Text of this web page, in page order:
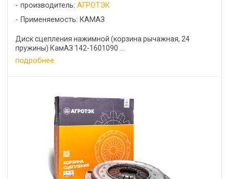
производитель:АГРОТЭК
Применяемость: КАМАЗ
Диск сцепления нажимной (корзина рычажная, 24
пружины) КамАЗ 142-1601090 ...
подробнее